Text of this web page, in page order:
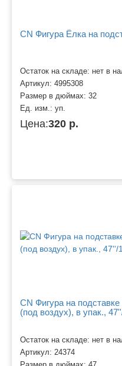
CN Фигура Ёлка на
Остаток на складе: нет в
Артикул: 4995308
Размер в дюймах: 32
Ед. изм.: уп.
Цена:320 р.
CN Фигура на
(под воздух), в упак.,
Остаток на складе: нет в
Артикул: 24374